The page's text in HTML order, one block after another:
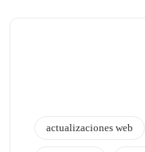
actualizaciones web